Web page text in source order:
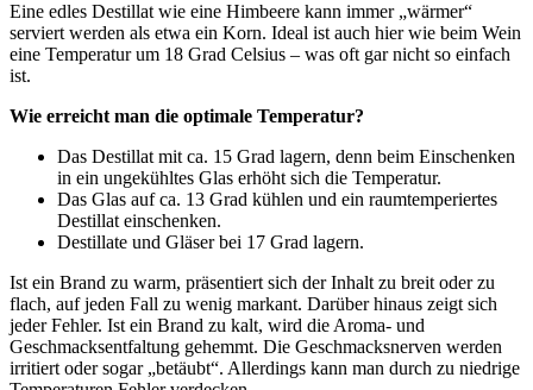
Eine edles Destillat wie eine Himbeere kann immer „wärmer“
serviert werden als etwa ein Korn. Ideal ist auch hier wie beim Wein
eine Temperatur um 18 Grad Celsius – was oft gar nicht so einfach
ist.
Wie erreicht man die optimale Temperatur?
Das Destillat mit ca. 15 Grad lagern, denn beim Einschenken
in ein ungekühltes Glas erhöht sich die Temperatur.
Das Glas auf ca. 13 Grad kühlen und ein raumtemperiertes
Destillat einschenken.
Destillate und Gläser bei 17 Grad lagern.
Ist ein Brand zu warm, präsentiert sich der Inhalt zu breit oder zu
flach, auf jeden Fall zu wenig markant. Darüber hinaus zeigt sich
jeder Fehler. Ist ein Brand zu kalt, wird die Aroma- und
Geschmacksentfaltung gehemmt. Die Geschmacksnerven werden
irritiert oder sogar „betäubt“. Allerdings kann man durch zu niedrige